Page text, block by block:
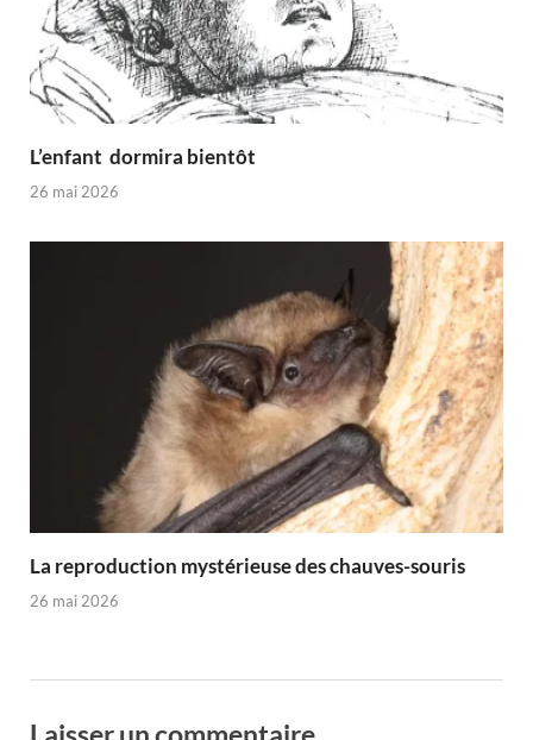
L’enfant dormira bientôt
26 mai 2026
La reproduction mystérieuse des chauves-souris
26 mai 2026